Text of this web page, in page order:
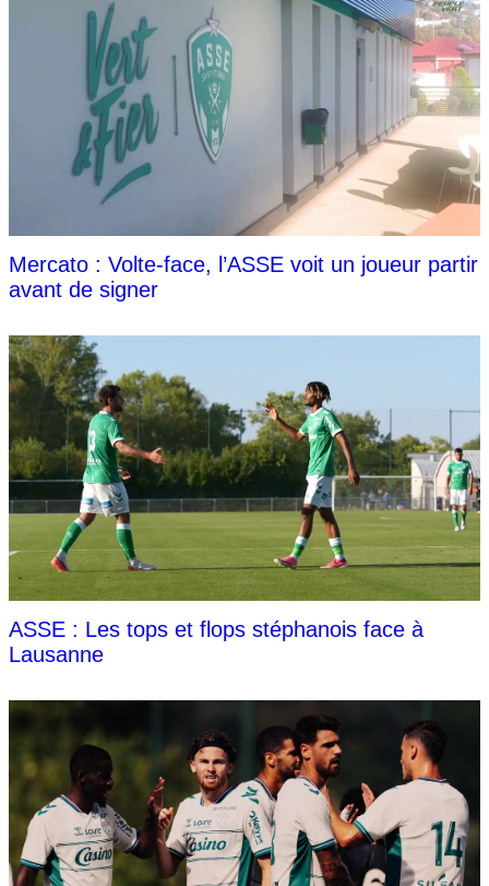
Mercato : Volte-face, l’ASSE voit un joueur partir
avant de signer
ASSE : Les tops et flops stéphanois face à
Lausanne